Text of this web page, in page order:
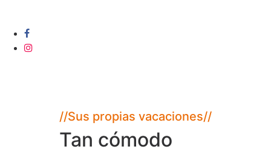
//Sus propias vacaciones//
Tan cómodo